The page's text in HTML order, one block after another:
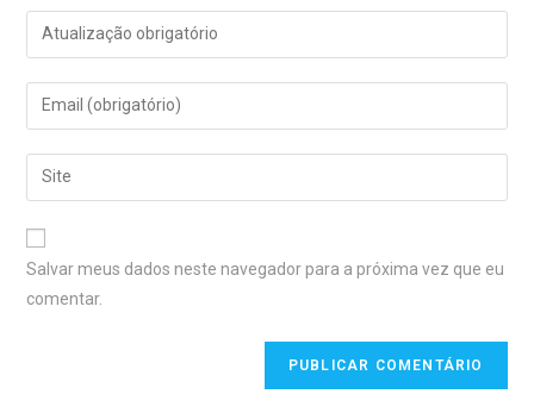
Salvar meus dados neste navegador para a próxima vez que eu
comentar.